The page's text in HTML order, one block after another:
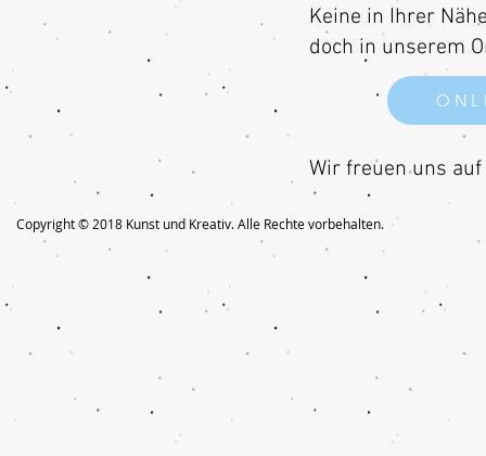
Keine in Ihrer
doch in unserem
Wir freuen uns auf
Copyright © 2018 Kunst und Kreativ. Alle Rechte vorbehalten.